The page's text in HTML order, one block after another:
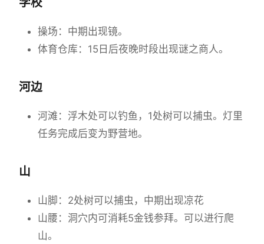
操场：中期出现镜。
体育仓库：15日后夜晚时段出现谜之商人。
河边
河滩：浮木处可以钓鱼，1处树可以捕虫。灯里
任务完成后变为野营地。
山
山脚：2处树可以捕虫，中期出现凉花
山腰：洞穴内可消耗5金钱参拜。可以进行爬
山。